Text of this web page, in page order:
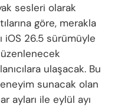
sesleri olarak
göre, merakla
iOS 26.5 sürümüyle
ulaşacak. Bu
sunacak olan
ayları ile eylül ayı